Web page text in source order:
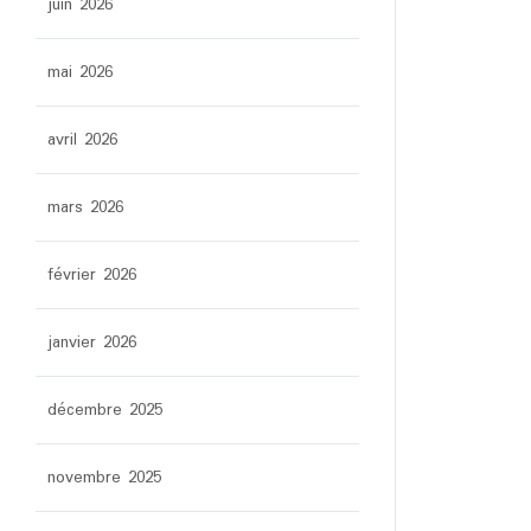
mai 2026
avril 2026
mars 2026
février 2026
janvier 2026
décembre 2025
novembre 2025